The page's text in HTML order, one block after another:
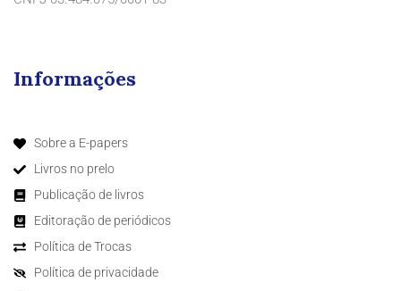
Informações
Sobre a E-papers
Livros no prelo
Publicação de livros
Editoração de periódicos
Política de Trocas
Política de privacidade